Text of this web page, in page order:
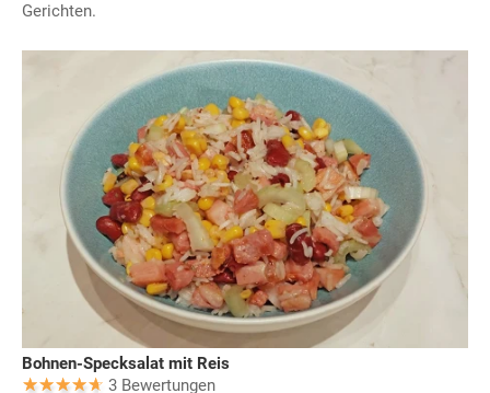
Gerichten.
Bohnen-Specksalat mit Reis
3 Bewertungen